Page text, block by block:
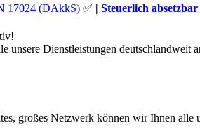
17024 (DAkkS) ✅ | Steuerlich absetzbar
unsere Dienstleistungen deutschlandweit
großes Netzwerk können wir Ihnen